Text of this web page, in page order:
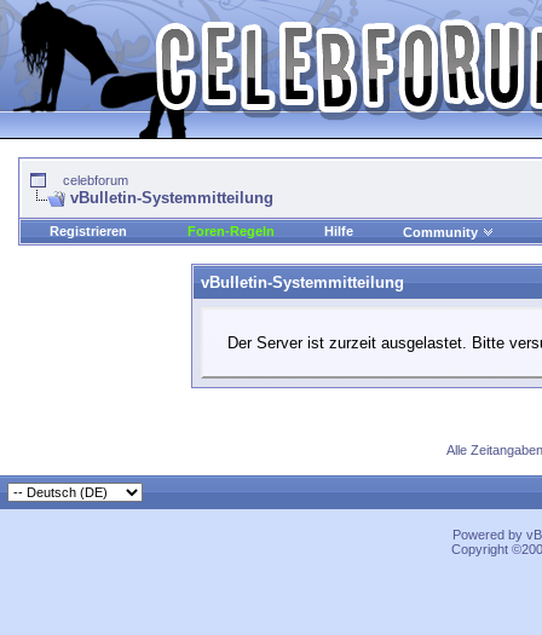
celebforum
vBulletin-Systemmitteilung
Registrieren Foren-Regeln Hilfe Community
vBulletin-Systemmitteilung
Der Server ist zurzeit ausgelastet. Bitte
Alle
Powered by
Copyright